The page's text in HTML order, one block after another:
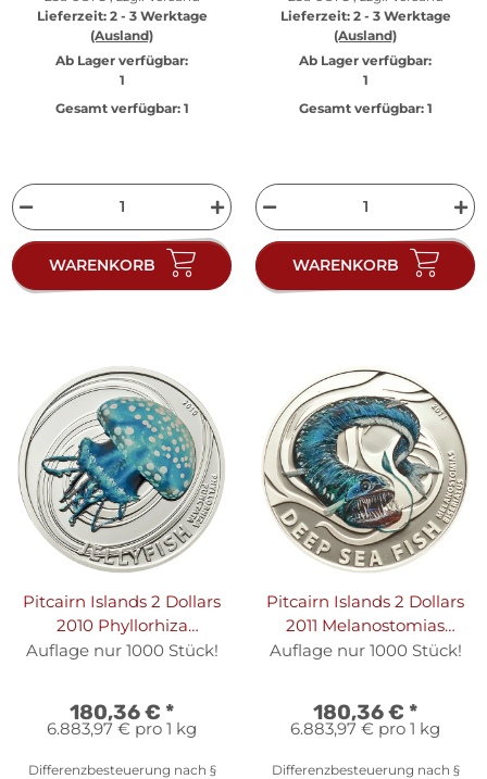
Lieferzeit: 2 - 3 Werktage
(Ausland)
Ab Lager verfügbar:
1
Gesamt verfügbar:1
WARENKORB
Lieferzeit: 2 - 3 Werktage
(Ausland)
Ab Lager verfügbar:
1
Gesamt verfügbar:1
WARENKORB
Pitcairn Islands 2 Dollars
2010 Phyllorhiza
Punctata - 1/2 oz Silber
Auflage nur 1000 Stück!
180,36 € *
6.883,97 € pro 1 kg
Differenzbesteuerung nach §
Pitcairn Islands 2 Dollars
2011 Melanostomias
Biseriatus - 1/2 oz Silber
Auflage nur 1000 Stück!
180,36 € *
6.883,97 € pro 1 kg
Differenzbesteuerung nach §